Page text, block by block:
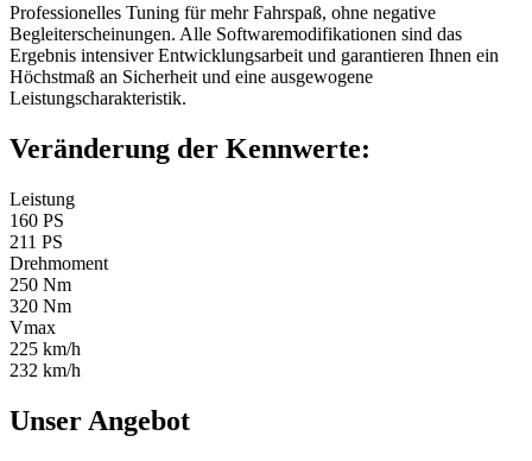
Professionelles Tuning für mehr Fahrspaß, ohne negative
Begleiterscheinungen. Alle Softwaremodifikationen sind das
Ergebnis intensiver Entwicklungsarbeit und garantieren Ihnen ein
Höchstmaß an Sicherheit und eine ausgewogene
Leistungscharakteristik.
Veränderung der Kennwerte:
Leistung
160 PS
211 PS
Drehmoment
250 Nm
320 Nm
Vmax
225 km/h
232 km/h
Unser Angebot